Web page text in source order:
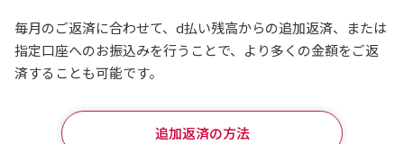
毎月のご返済に合わせて、d払い残高からの追加返済、または
指定口座へのお振込みを行うことで、より多くの金額をご返
済することも可能です。
追加返済の方法